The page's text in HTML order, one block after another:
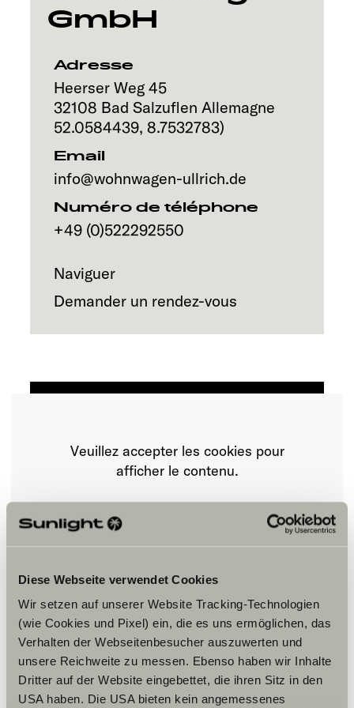
Diese Webseite verwendet Cookies
Wir setzen auf unserer Website Tracking-Technologien
(wie Cookies und Pixel) ein, die es uns ermöglichen, das
Verhalten der Webseitenbesucher auszuwerten und
unsere Reichweite zu messen. Ebenso haben wir Inhalte
Dritter auf der Website eingebettet, die ihren Sitz in den
USA haben. Die USA bieten kein angemessenes
Service
GmbH
Adresse
Heerser Weg 45
32108 Bad Salzuflen Allemagne
52.0584439, 8.7532783)
Email
info@wohnwagen-ullrich.de
Numéro de téléphone
+49 (0)522292550
Naviguer
Demander un rendez-vous
Horaires d'ouverture
Veuillez accepter les cookies pour
afficher le contenu.
Paramètre des cookies